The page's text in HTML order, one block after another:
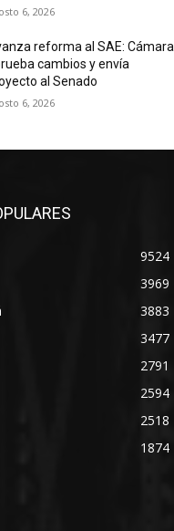
6, 2026
reforma al SAE: Cámara
cambios y envía
al Senado
6, 2026
9524
3969
3883
3477
2791
2594
2518
1874